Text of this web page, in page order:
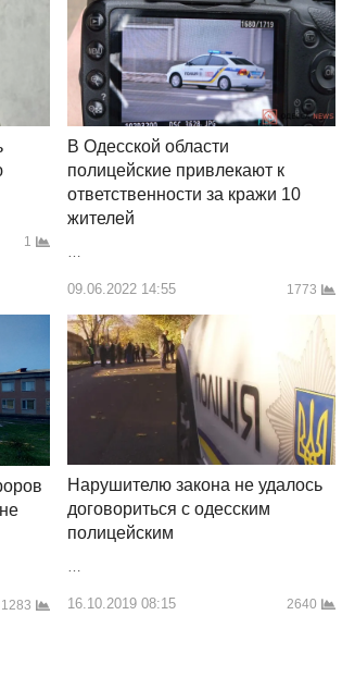
1
В Одесской области
полицейские привлекают к
ответственности за кражи 10
жителей
09.06.2022 14:55 1773
1283
Нарушителю закона не удалось
договориться с одесским
полицейским
…
16.10.2019 08:15 2640